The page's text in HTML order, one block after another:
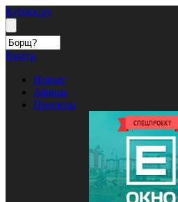
Кублог.ру
Войти
Новые
Афиша
Проекты